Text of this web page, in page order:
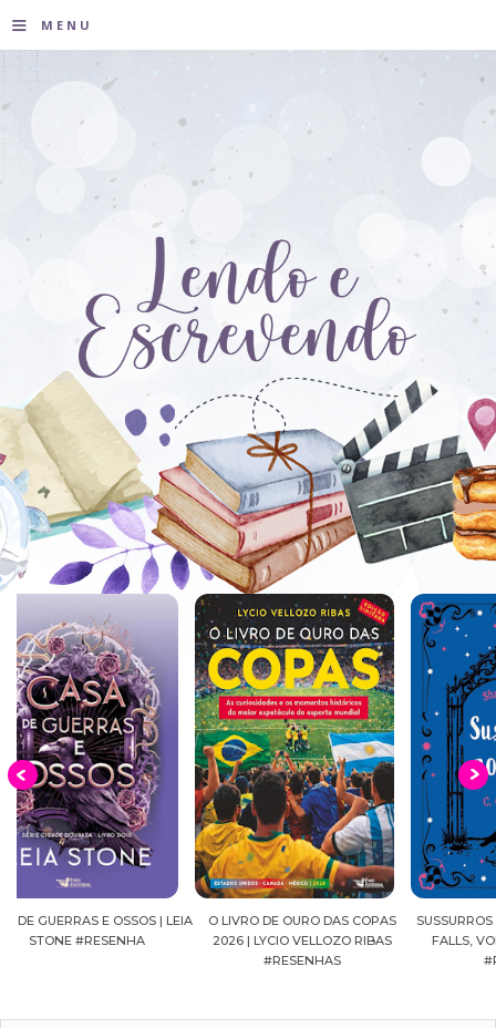
≡ MENU
O LIVRO DE OURO DAS COPAS
2026 | LYCIO VELLOZO RIBAS
SUSSURROS AO LUAR | SHADOW
FALLS, VOL.04 | C.C.HUNTER
#RESENHA